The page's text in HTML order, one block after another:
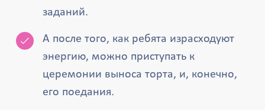
заданий.
А после того, как ребята израсходуют
энергию, можно приступать к
церемонии выноса торта, и, конечно,
его поедания.